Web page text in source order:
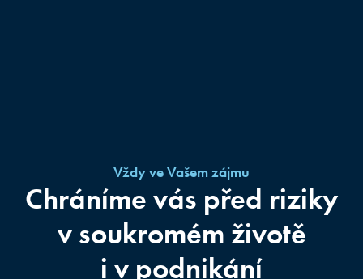
Vždy ve Vašem zájmu
Chráníme vás před riziky
v soukromém životě
i v podnikání